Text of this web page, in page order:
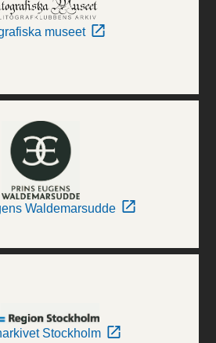
museet
Waldemarsudde
Stockholm